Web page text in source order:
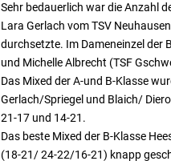
Sehr bedauerlich war die Anzahl
Lara Gerlach vom TSV
durchsetzte. Im Dameneinzel der
und Michelle Albrecht (TSF
Das Mixed der A-und B-Klasse
Gerlach/Spriegel und Blaich/
21-17 und 14-21.
Das beste Mixed der B-Klasse
(18-21/ 24-22/16-21) knapp